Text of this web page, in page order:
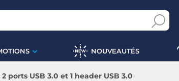
NOUVEAUTÉS
ports USB 3.0 et 1 header USB 3.0